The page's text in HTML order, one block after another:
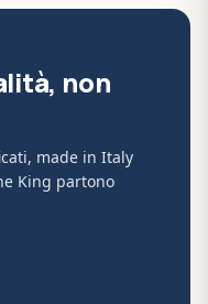
non
made in Italy
King partono